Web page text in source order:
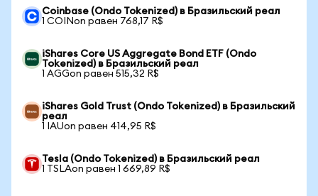
Coinbase (Ondo Tokenized) в Бразильский реал
1 COINon равен 768,17 R$
iShares Core US Aggregate Bond ETF (Ondo
Tokenized) в Бразильский реал
1 AGGon равен 515,32 R$
iShares Gold Trust (Ondo Tokenized) в Бразильский
реал
1 IAUon равен 414,95 R$
Tesla (Ondo Tokenized) в Бразильский реал
1 TSLAon равен 1 669,89 R$